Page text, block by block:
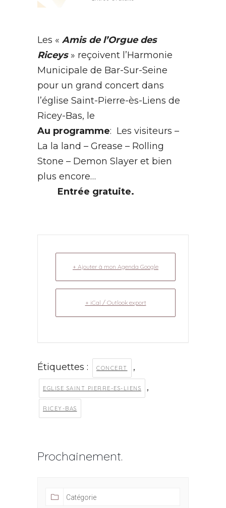
Les « Amis de l’Orgue des
Riceys» reçoivent l’Harmonie
Municipale de Bar-Sur-Seine
pour un grand concert dans
l’église Saint-Pierre-ès-Liens de
Ricey-Bas, le
Au programme: Les visiteurs –
La la land – Grease – Rolling
Stone – Demon Slayer et bien
plus encore…
Entrée gratuite.
+ Ajouter à mon Agenda Google
+ iCal / Outlook export
Étiquettes : CONCERT ,
EGLISE SAINT PIERRE-ES-LIENS ,
RICEY-BAS
Prochainement.